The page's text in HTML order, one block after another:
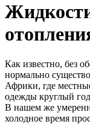
Как известно, без
нормально
Африки, где
одежды круглый
В нашем же
холодное время